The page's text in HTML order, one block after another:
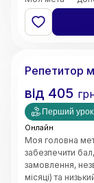
зробити процес
Репетитор
від 405
Перший
Онлайн
Моя головна
забезпечити
замовлення,
місяці) та